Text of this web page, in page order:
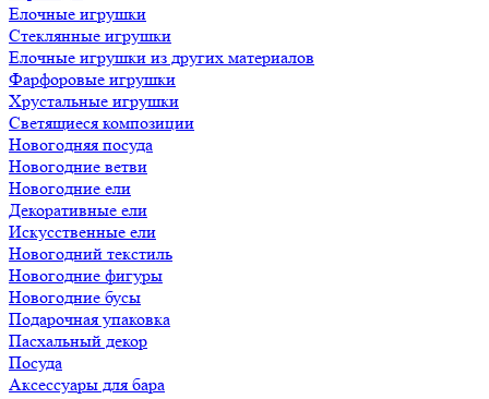
Елочные игрушки
Стеклянные игрушки
Елочные игрушки из других материалов
Фарфоровые игрушки
Хрустальные игрушки
Светящиеся композиции
Новогодняя посуда
Новогодние ветви
Новогодние ели
Декоративные ели
Искусственные ели
Новогодний текстиль
Новогодние фигуры
Новогодние бусы
Подарочная упаковка
Пасхальный декор
Посуда
Аксессуары для бара